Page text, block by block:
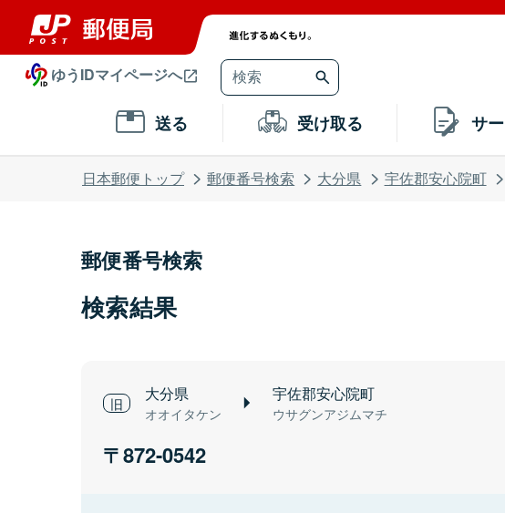
ゆうIDマイページへ
送る 受け取る サ
日本郵便トップ 郵便番号検索 大分県 宇佐郡安心院町
郵便番号検索
検索結果
大分県
オオイタケン
宇佐郡安心院町
ウサグンアジムマチ
872-0542